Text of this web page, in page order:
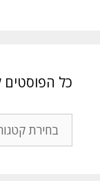
כל הפוסטים
הפוסטים